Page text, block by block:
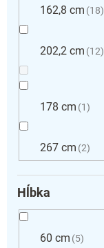
162,8 cm 18
202,2 cm 12
178 cm 1
267 cm 2
Hĺbka
60 cm 5